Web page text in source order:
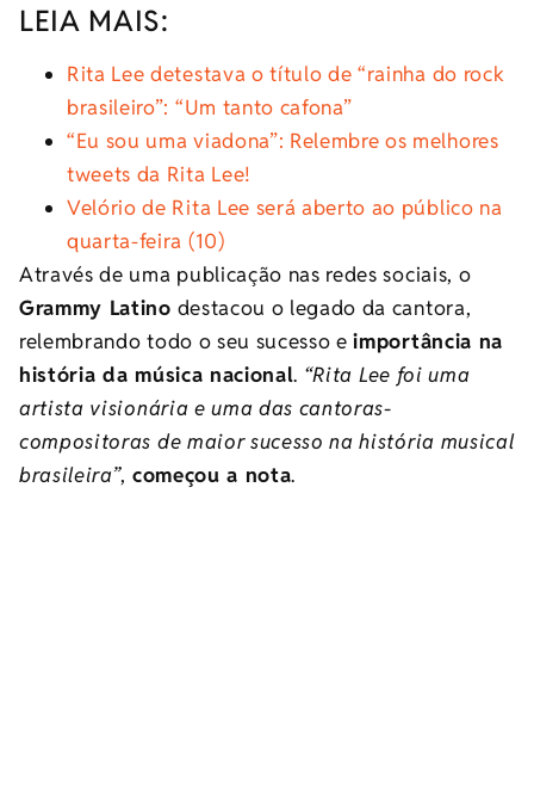
LEIA MAIS:
Rita Lee detestava o título de “rainha do rock
brasileiro”: “Um tanto cafona”
“Eu sou uma viadona”: Relembre os melhores
tweets da Rita Lee!
Velório de Rita Lee será aberto ao público na
quarta-feira (10)
Através de uma publicação nas redes sociais, o
Grammy Latino destacou o legado da cantora,
relembrando todo o seu sucesso eimportância na
história da música nacional. “Rita Lee foi uma
artista visionária e uma das cantoras-
compositoras de maior sucesso na história musical
brasileira”, começou a nota.